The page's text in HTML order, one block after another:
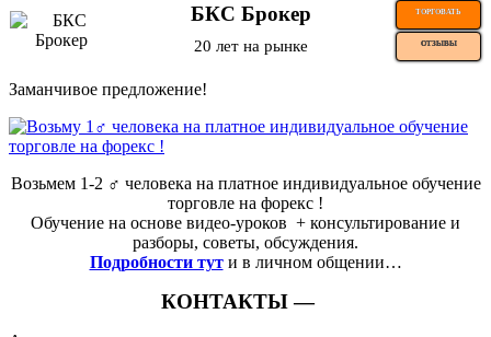
БКС Брокер ТОРГОВАТЬ
20 лет на рынке ОТЗЫВЫ
Заманчивое предложение!
Возьмем 1-2 ‍♂️ человека на платное индивидуальное обучение
торговле на форекс !
Обучение на основе видео-уроков ️ + консультирование и
разборы, советы, обсуждения.
Подробности тут и в личном общении…
КОНТАКТЫ —